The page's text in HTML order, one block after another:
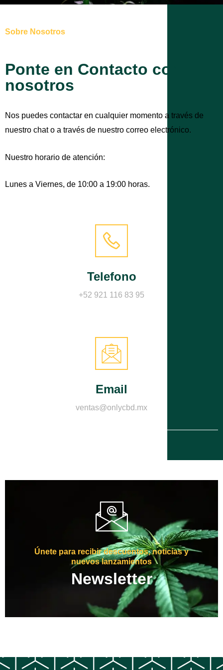
Sobre Nosotros
Ponte en Contacto con
nosotros
Nos puedes contactar en cualquier momento a través de
nuestro chat o a través de nuestro correo electrónico.
Nuestro horario de atención:
Lunes a Viernes, de 10:00 a 19:00 horas.
Telefono
+52 921 116 83 95
Email
ventas@onlycbd.mx
Únete para recibir descuentos, noticias y
nuevos lanzamientos
Newsletter